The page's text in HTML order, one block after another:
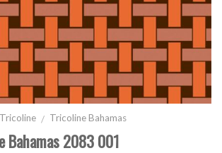
Tricoline / Tricoline Bahamas
Bahamas 2083 001